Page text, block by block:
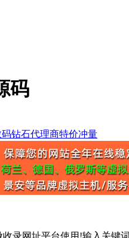
码
网址平台使用!输入关键